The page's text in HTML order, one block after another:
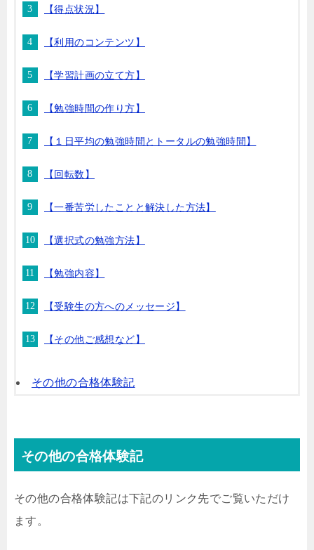
【得点状況】
【利用のコンテンツ】
【学習計画の立て方】
【勉強時間の作り方】
【１日平均の勉強時間とトータルの勉強時間】
【回転数】
【一番苦労したことと解決した方法】
【選択式の勉強方法】
【勉強内容】
【受験生の方へのメッセージ】
【その他ご感想など】
その他の合格体験記
その他の合格体験記
その他の合格体験記は下記のリンク先でご覧いただけ
ます。